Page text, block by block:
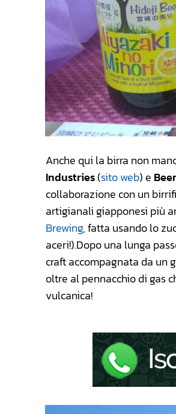
Anche qui la birra non
Industries(sito web) e
collaborazione con un
artigianali giapponesi più
Brewing, fatta usando lo
aceri!).Dopo una lunga
craft accompagnata da un
oltre al pennacchio di gas
vulcanica!